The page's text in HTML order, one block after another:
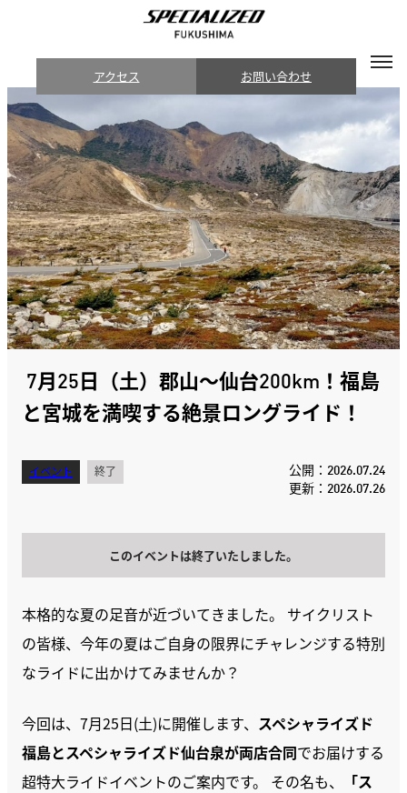
アクセス お問い合わせ
7月25日（土）郡山〜仙台200km！福島
と宮城を満喫する絶景ロングライド！
イベント 終了
公開：2026.07.24
更新：2026.07.26
このイベントは終了いたしました。
本格的な夏の足音が近づいてきました。 サイクリスト
の皆様、今年の夏はご自身の限界にチャレンジする特別
なライドに出かけてみませんか？
今回は、7月25日(土)に開催します、 スペシャライズド
福島とスペシャライズド仙台泉が両店合同でお届けする
超特大ライドイベントのご案内です。 その名も、
「ス